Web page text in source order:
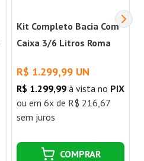
Kit Completo Bacia Com
Caixa 3/6 Litros Roma
R$ 1.299,99 UN
R$ 1.299,99 à vista no PIX
ou em 6x de R$ 216,67
sem juros
COMPRAR